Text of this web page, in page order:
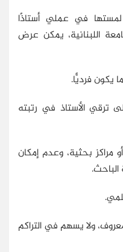
في عملي أستاذًا
اللبنانية، يمكن عرض
يكون فرديًّا.
ترقي الأستاذ في رتبته
بحثية، وعدم إمكان
ولا يسهم في التراكم